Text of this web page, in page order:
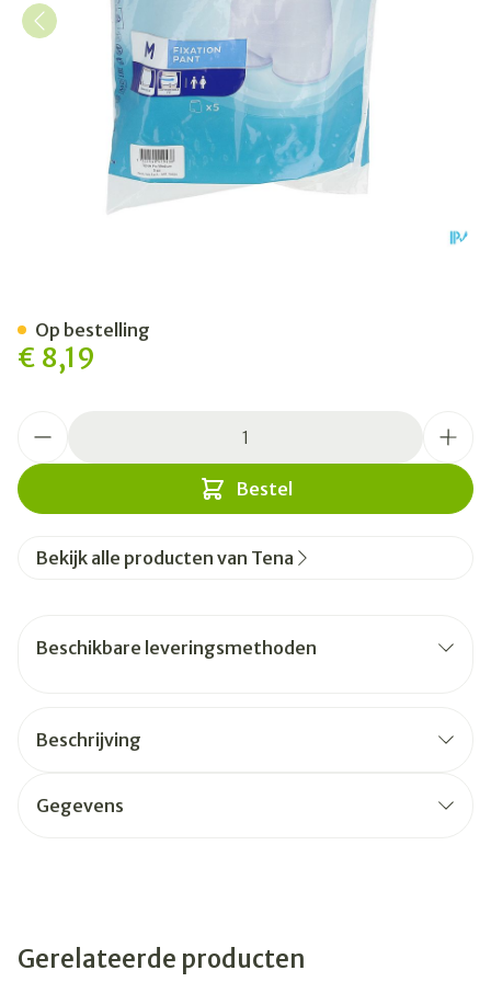
€ 8,19
Bestel
Op bestelling
Bekijk alle producten van Tena
Beschikbare leveringsmethoden
Beschrijving
Gegevens
Gerelateerde producten